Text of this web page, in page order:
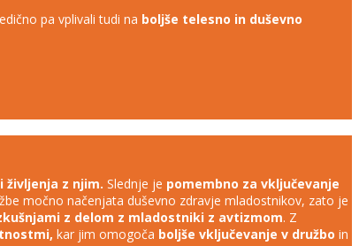
pa vplivali tudi na boljše telesno in duševno
življenja z njim. Slednje je pomembno za vključevanje
močno načenjata duševno zdravje mladostnikov, zato je
z delom z mladostniki z avtizmom. Z
kar jim omogoča boljše vključevanje v družbo in